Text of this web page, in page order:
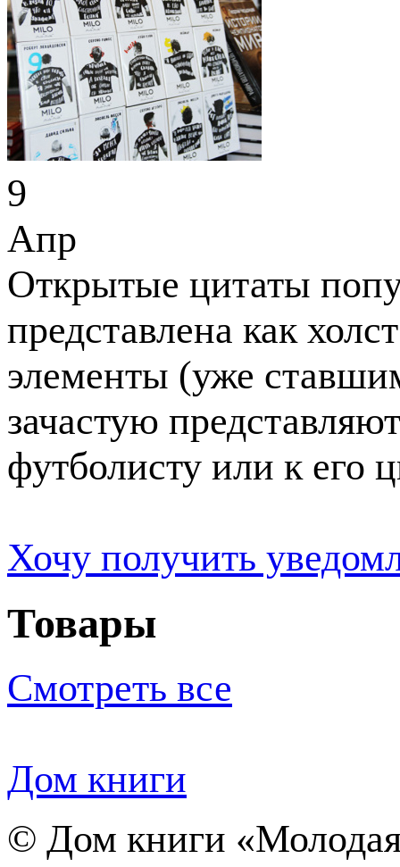
9
Апр
Открытые цитаты
представлена как
элементы (уже
зачастую
футболисту или к его
Хочу получить
Товары
Смотреть все
Дом книги
© Дом книги